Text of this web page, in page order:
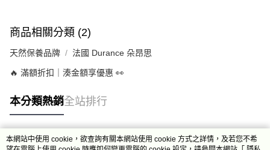
商品相關分類 (2)
天然保養品牌 法國 Durance 朵昂思
🔥 滿額折扣｜湊金額享優惠 👀
本分類熱銷全站排行
本網站中使用 cookie，欲查詢有關本網站使用 cookie 方式之詳情，及若您不希